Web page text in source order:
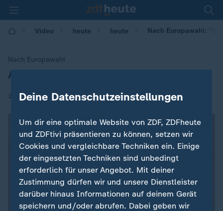
Video heute heute Nach Europawahl:
Nach Europawahl
:
AKK: "Die CDU hat ihr Ziel erreicht"
26.05.2019 | 18:45
Deine Datenschutzeinstellungen
Um dir eine optimale Website von ZDF, ZDFheute
und ZDFtivi präsentieren zu können, setzen wir
Cookies und vergleichbare Techniken ein. Einige
der eingesetzten Techniken sind unbedingt
erforderlich für unser Angebot. Mit deiner
Zustimmung dürfen wir und unsere Dienstleister
darüber hinaus Informationen auf deinem Gerät
speichern und/oder abrufen. Dabei geben wir